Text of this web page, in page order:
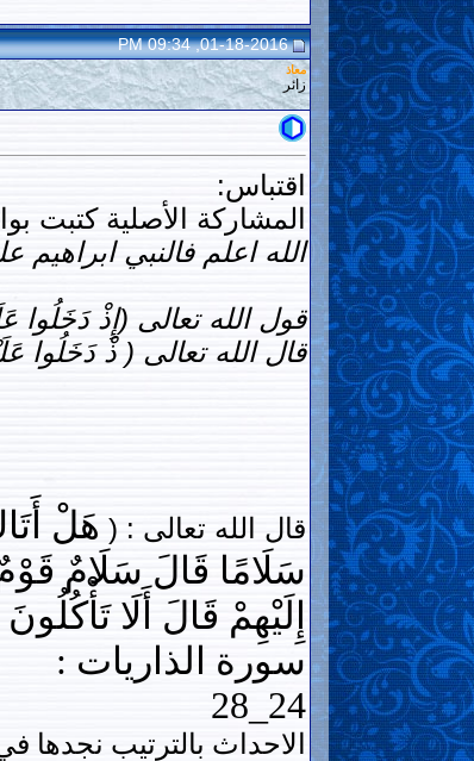
01-18-2016, 09:34 PM
معاذ
زائر
اقتباس:
المشاركة الأصلية كتبت
الله اعلم فالنبي
قول الله تعالى (إِذْ دَخَلُوا
قال الله تعالى ( ذْ دَخَلُوا
قال الله تعالى : (
سَلَامًا قَالَ سَلَامٌ
إِلَيْهِمْ قَالَ أَلَا تَأْكُلُونَ
سورة الذاريات :
24_28
الاحداث بالترتيب